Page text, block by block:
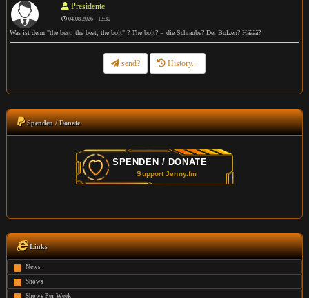
Presidente
04.08.2026 - 13:30
Was ist denn "the best, the beat, the bolt" ? The bolt? = die Schraube? Der Bolzen? Hääää?
send? History...
Spenden / Donate
Links
News
Shows
Shows Per Week